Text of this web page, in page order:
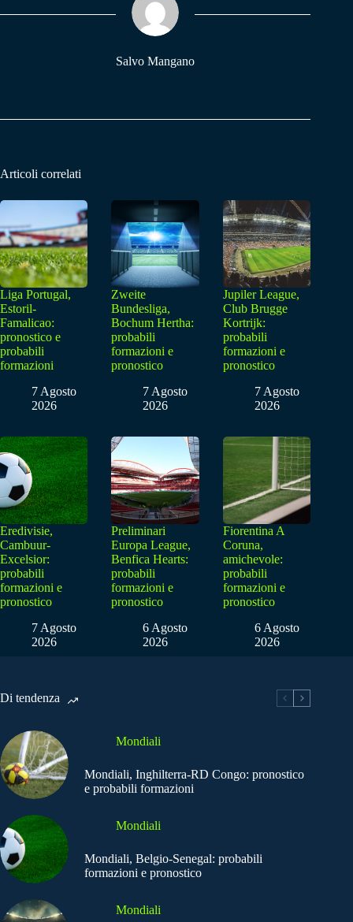
pp m
Salvo Mangano
Articoli correlati
Liga Portugal,
Estoril-
Famalicao:
pronostico e
probabili
formazioni
7 Agosto
2026
Zweite
Bundesliga,
Bochum Hertha:
probabili
formazioni e
pronostico
7 Agosto
2026
Jupiler League,
Club Brugge
Kortrijk:
probabili
formazioni e
pronostico
7 Agosto
2026
Eredivisie,
Cambuur-
Excelsior:
probabili
formazioni e
pronostico
7 Agosto
2026
Preliminari
Europa League,
Benfica Hearts:
probabili
formazioni e
pronostico
6 Agosto
2026
Fiorentina A
Coruna,
amichevole:
probabili
formazioni e
pronostico
6 Agosto
2026
Di tendenza
Mondiali
Mondiali, Inghilterra-RD Congo: pronostico
e probabili formazioni
Mondiali
Mondiali, Belgio-Senegal: probabili
formazioni e pronostico
Mondiali